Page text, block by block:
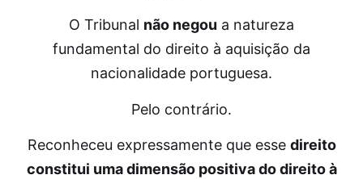
O Tribunal não negou a natureza
fundamental do direito à aquisição da
nacionalidade portuguesa.
Pelo contrário.
Reconheceu expressamente que esse direito
constitui uma dimensão positiva do direito à